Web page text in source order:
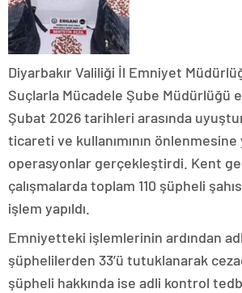
Diyarbakır Valiliği İl Emniyet
Suçlarla Mücadele Şube Müdürlüğü
Şubat 2026 tarihleri arasında
ticareti ve kullanımının önlenmesine
operasyonlar gerçekleştirdi. Kent
çalışmalarda toplam 110 şüpheli
işlem yapıldı.
Emniyetteki işlemlerinin ardından
şüphelilerden 33’ü tutuklanarak
şüpheli hakkında ise adli kontrol